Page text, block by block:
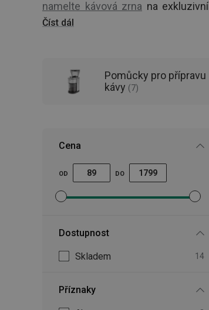
namelte kávová zrna na
porcovaný čaj
Číst dál
Pomůcky pro přípravu
kávy (7)
Cena
OD DO
Nastavit filtr
Nastavit filtr
Dostupnost
Skladem 14
Příznaky